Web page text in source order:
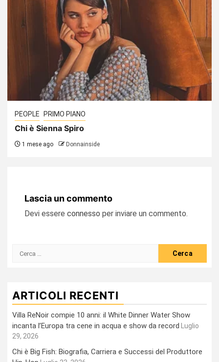
PEOPLE PRIMO PIANO
Chi è Sienna Spiro
1 mese ago Donnainside
Lascia un commento
Devi essere connesso per inviare un commento.
Ricerca
ARTICOLI RECENTI
Villa ReNoir compie 10 anni: il White Dinner Water Show
incanta l’Europa tra cene in acqua e show da record Luglio
29, 2026
Chi è Big Fish: Biografia, Carriera e Successi del Produttore